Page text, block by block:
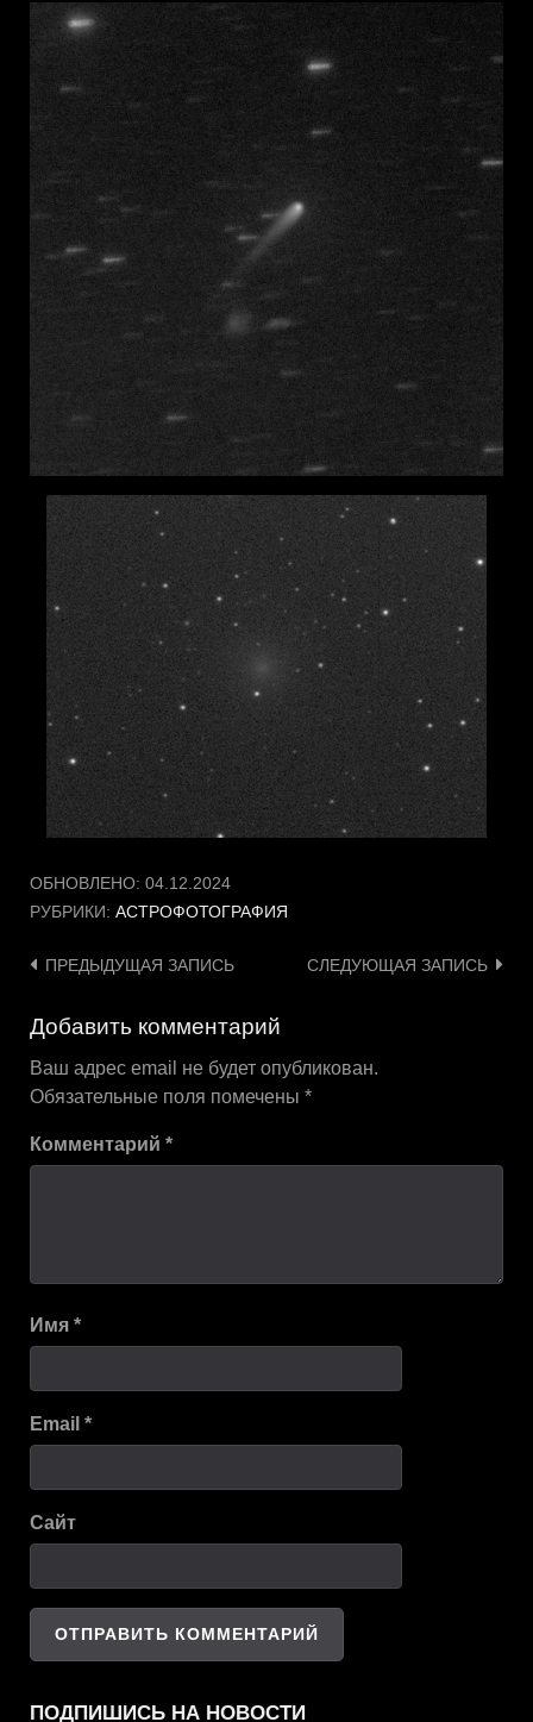
ОБНОВЛЕНО: 04.12.2024
РУБРИКИ: АСТРОФОТОГРАФИЯ
Навигация
записям
ПРЕДЫДУЩАЯ ЗАПИСЬ СЛЕДУЮЩАЯ ЗАПИСЬ
Добавить комментарий
Ваш адрес email не будет опубликован.
Обязательные поля помечены *
Комментарий *
Имя *
Email *
Сайт
ПОДПИШИСЬ НА НОВОСТИ